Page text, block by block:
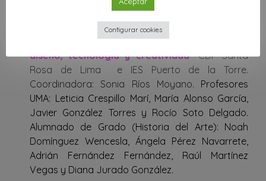
escolares de Málaga durante el curso escolar. Este
5 y 17 de junio: Patrimonio para los sentidos:
diseño, tecnología y creatividad-CDP Santa
Rosa de Lima e IES Puerto de la Torre.
Coordinadora: Sonia Ríos Moyano.
Profesores
UMA: Leticia Crespillo Marí, María Alonso García,
Javier González Torres y Rocío Soto Delgado.
Alumnado de Grado (Historia del Arte): Noah
Domínguez Wencesla, Ángela Pérez Navarrete,
Adrián Fernández Fernández, Raúl Martínez
Vegas y Diana Jurado González.
Configurar cookies